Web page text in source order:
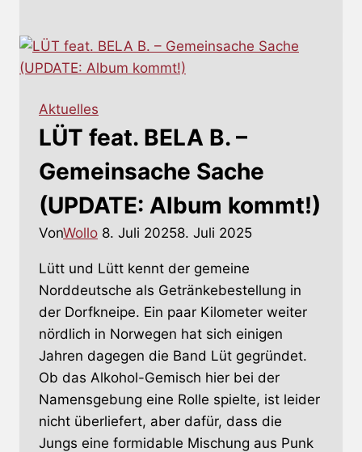
THE
RUNNING
Debüt
kommt
Aktuelles
LÜT feat. BELA B. –
Gemeinsache Sache
(UPDATE: Album kommt!)
VonWollo 8. Juli 20258. Juli 2025
Lütt und Lütt kennt der gemeine
Norddeutsche als Getränkebestellung in
der Dorfkneipe. Ein paar Kilometer weiter
nördlich in Norwegen hat sich einigen
Jahren dagegen die Band Lüt gegründet.
Ob das Alkohol-Gemisch hier bei der
Namensgebung eine Rolle spielte, ist leider
nicht überliefert, aber dafür, dass die
Jungs eine formidable Mischung aus Punk